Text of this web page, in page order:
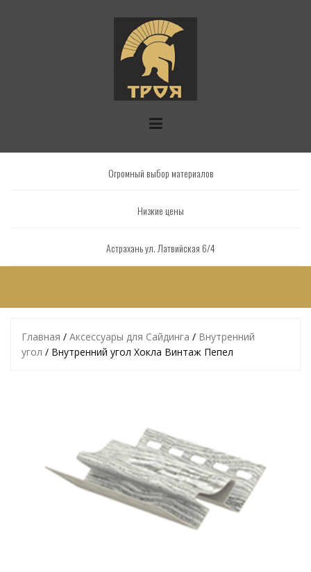
Огромный выбор материалов
Низкие цены
Астрахань ул. Латвийская 6/4
Главная / Аксессуары для Сайдинга / Внутренний
угол / Внутренний угол Хокла Винтаж Пепел